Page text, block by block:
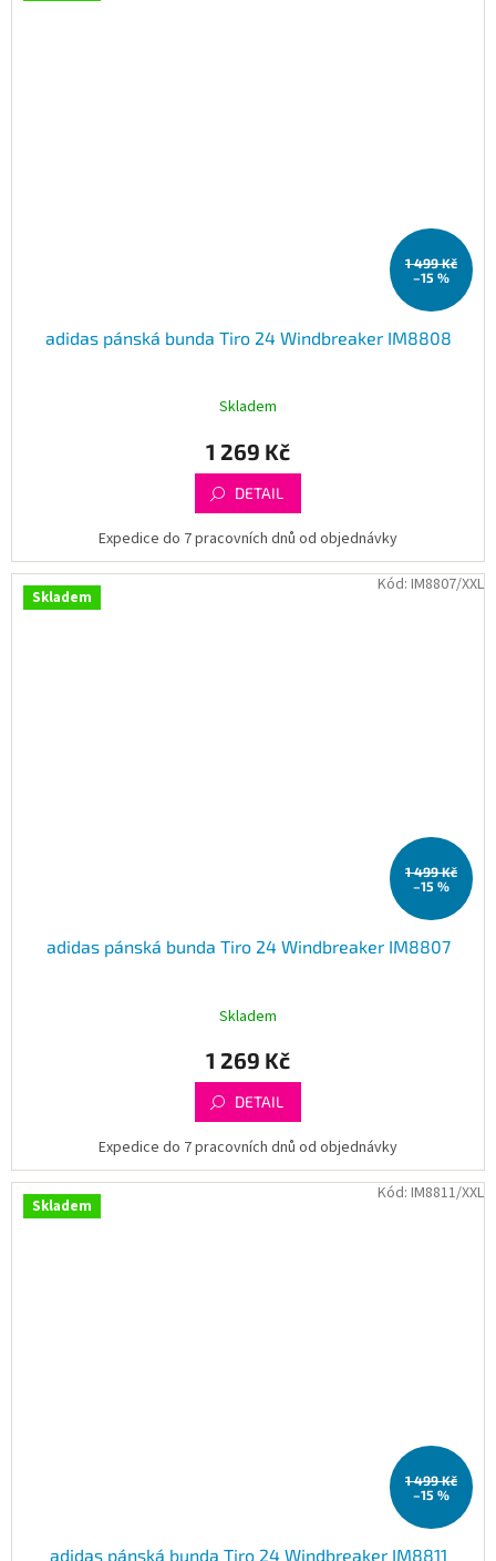
1 499 Kč
–15 %
adidas pánská bunda Tiro 24 Windbreaker IM8808
Skladem
1 269 Kč
DETAIL
Expedice do 7 pracovních dnů od objednávky
Skladem
1 499 Kč
–15 %
adidas pánská bunda Tiro 24 Windbreaker IM8807
Skladem
1 269 Kč
DETAIL
Expedice do 7 pracovních dnů od objednávky
Kód: IM8807/XXL
Skladem
1 499 Kč
–15 %
adidas pánská bunda Tiro 24 Windbreaker IM8811
Kód: IM8811/XXL